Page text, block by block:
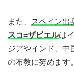
また、 スペイン出
スコ=ザビエルは
ジアやインド、中
の布教に努めます。